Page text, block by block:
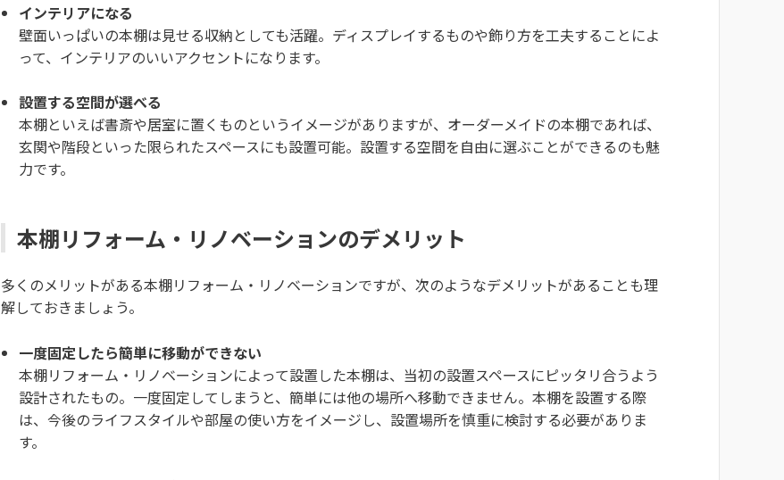
インテリアになる
壁面いっぱいの本棚は見せる収納としても活躍。ディスプレイするものや飾り方を工夫することによ
って、インテリアのいいアクセントになります。
設置する空間が選べる
本棚といえば書斎や居室に置くものというイメージがありますが、オーダーメイドの本棚であれば、
玄関や階段といった限られたスペースにも設置可能。設置する空間を自由に選ぶことができるのも魅
力です。
本棚リフォーム・リノベーションのデメリット
多くのメリットがある本棚リフォーム・リノベーションですが、次のようなデメリットがあることも理
解しておきましょう。
一度固定したら簡単に移動ができない
本棚リフォーム・リノベーションによって設置した本棚は、当初の設置スペースにピッタリ合うよう
設計されたもの。一度固定してしまうと、簡単には他の場所へ移動できません。本棚を設置する際
は、今後のライフスタイルや部屋の使い方をイメージし、設置場所を慎重に検討する必要がありま
す。